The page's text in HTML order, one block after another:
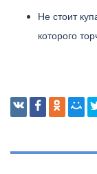
Не стоит
которого